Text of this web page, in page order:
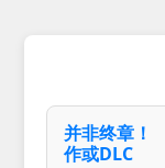
并非终章！
作或DLC